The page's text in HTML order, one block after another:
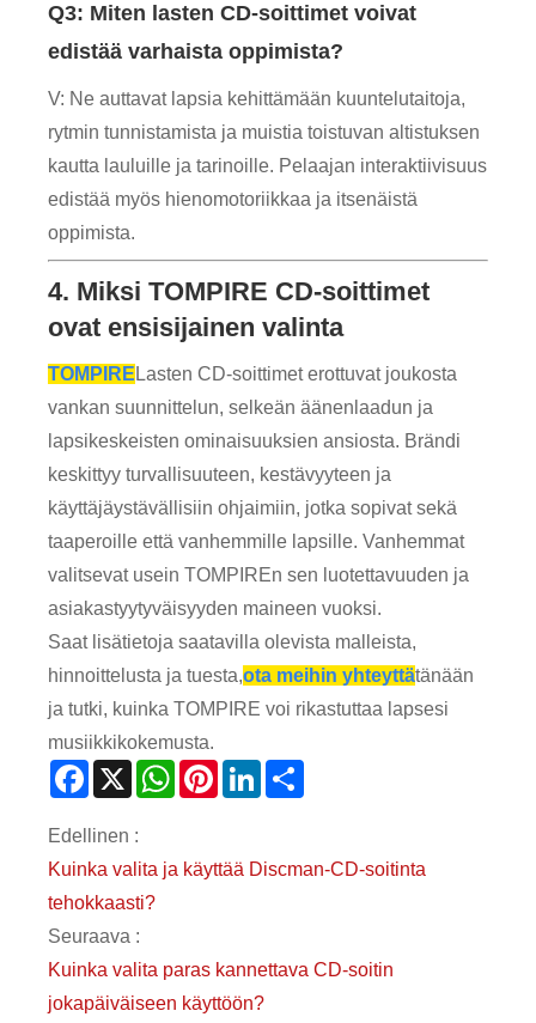
Q3: Miten lasten CD-soittimet voivat
edistää varhaista oppimista?
V: Ne auttavat lapsia kehittämään kuuntelutaitoja,
rytmin tunnistamista ja muistia toistuvan altistuksen
kautta lauluille ja tarinoille. Pelaajan interaktiivisuus
edistää myös hienomotoriikkaa ja itsenäistä
oppimista.
4. Miksi TOMPIRE CD-soittimet
ovat ensisijainen valinta
TOMPIRE Lasten CD-soittimet erottuvat joukosta
vankan suunnittelun, selkeän äänenlaadun ja
lapsikeskeisten ominaisuuksien ansiosta. Brändi
keskittyy turvallisuuteen, kestävyyteen ja
käyttäjäystävällisiin ohjaimiin, jotka sopivat sekä
taaperoille että vanhemmille lapsille. Vanhemmat
valitsevat usein TOMPIREn sen luotettavuuden ja
asiakastyytyväisyyden maineen vuoksi.
Saat lisätietoja saatavilla olevista malleista,
hinnoittelusta ja tuesta,ota meihin yhteyttätänään
ja tutki, kuinka TOMPIRE voi rikastuttaa lapsesi
musiikkikokemusta.
Facebook
X WhatsAppPinterestLinkedIn
Edellinen :
Kuinka valita ja käyttää Discman-CD-soitinta
tehokkaasti?
Seuraava :
Kuinka valita paras kannettava CD-soitin
jokapäiväiseen käyttöön?